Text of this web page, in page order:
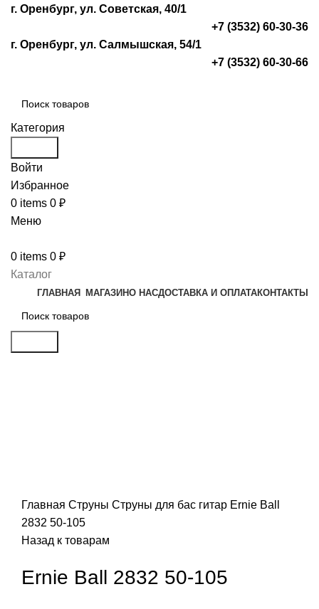
г. Оренбург, ул. Советская, 40/1
+7 (3532) 60-30-36
г. Оренбург, ул. Салмышская, 54/1
+7 (3532) 60-30-66
Категория
Войти
Избранное
0 items 0 ₽
Меню
0 items 0 ₽
Каталог
ГЛАВНАЯ МАГАЗИНО НАСДОСТАВКА И ОПЛАТАКОНТАКТЫ
Главная Струны Струны для бас гитар Ernie Ball
2832 50-105
Назад к товарам
Ernie Ball 2832 50-105